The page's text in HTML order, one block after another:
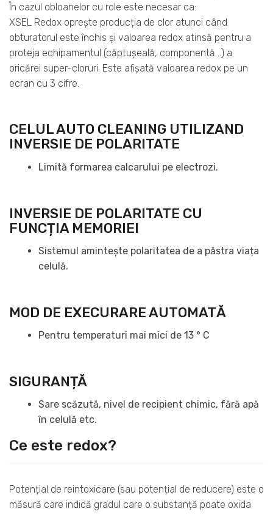
În cazul obloanelor cu role este necesar ca:
XSEL Redox oprește producția de clor atunci când
obturatorul este închis și valoarea redox atinsă pentru a
proteja echipamentul (căptușeală, componentă ..) a
oricărei super-cloruri. Este afișată valoarea redox pe un
ecran cu 3 cifre.
CELUL AUTO CLEANING UTILIZAND
INVERSIE DE POLARITATE
Limită formarea calcarului pe electrozi.
INVERSIE DE POLARITATE CU
FUNCȚIA MEMORIEI
Sistemul amintește polaritatea de a păstra viața
celulă.
MOD DE EXECURARE AUTOMATĂ
Pentru temperaturi mai mici de 13 ° C
SIGURANȚĂ
Sare scăzută, nivel de recipient chimic, fără apă
în celulă etc.
Ce este redox?
Potențial de reintoxicare (sau potențial de reducere) este o
măsură care indică gradul care o substanță poate oxida